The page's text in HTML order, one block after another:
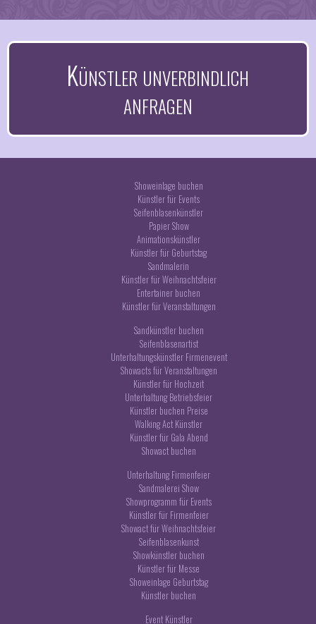
Künstler unverbindlich
anfragen
Showeinlage buchen
Künstler für Events
Seifenblasenkünstler
Papier Show
Animationskünstler
Künstler für Geburtstag
Sandmalerin
Künstler für Weihnachtsfeier
Entertainer buchen
Künstler für Veranstaltungen
Sandkünstler buchen
Seifenblasenartist
Unterhaltungskünstler Firmenevent
Showacts für Veranstaltungen
Künstler für Hochzeit
Unterhaltung Betriebsfeier
Künstler buchen Preise
Walking Act Künstler
Künstler für Gala Abend
Showact buchen
Unterhaltung Firmenfeier
Sandmalerei Show
Showprogramm für Events
Künstler für Firmenfeier
Showact für Weihnachtsfeier
Seifenblasenkunst
Showkünstler buchen
Künstler für Messe
Showeinlage Geburtstag
Künstler buchen
Event Künstler